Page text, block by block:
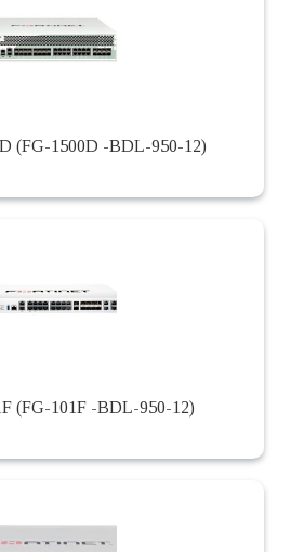
(FG-1500D -BDL-950-12)
(FG-101F -BDL-950-12)